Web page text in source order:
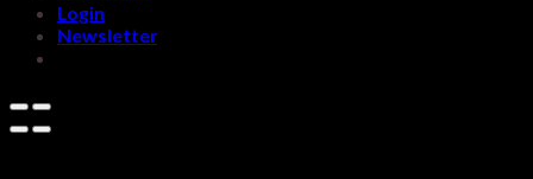
Login
Newsletter